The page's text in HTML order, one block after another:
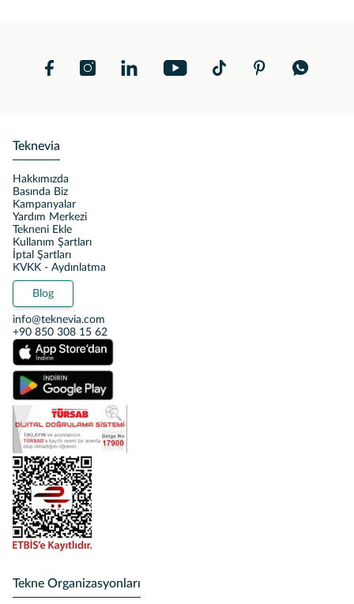
Teknevia
Hakkımızda
Basında Biz
Kampanyalar
Yardım Merkezi
Tekneni Ekle
Kullanım Şartları
İptal Şartları
KVKK - Aydınlatma
Blog
info@teknevia.com
+90 850 308 15 62
Tekne Organizasyonları